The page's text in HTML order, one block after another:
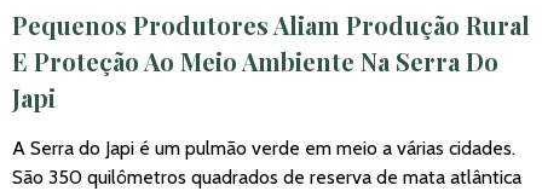
Pequenos Produtores Aliam Produção Rural
E Proteção Ao Meio Ambiente Na Serra Do
Japi
A Serra do Japi é um pulmão verde em meio a várias cidades.
São 350 quilômetros quadrados de reserva de mata atlântica